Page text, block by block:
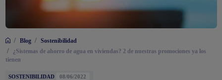
/ Blog / Sostenibilidad
/
¿Sistemas de ahorro de agua en viviendas? 2 de nuestras promociones ya los
tienen
SOSTENIBILIDAD 08/06/2022